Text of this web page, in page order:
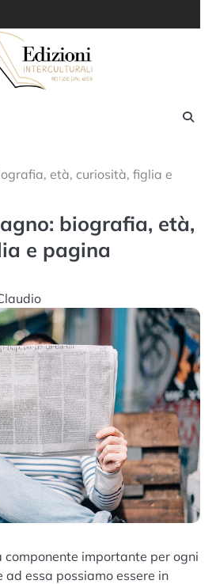
età, curiosità, figlia e
biografia, età,
e pagina
componente importante per ogni
ad essa possiamo essere in